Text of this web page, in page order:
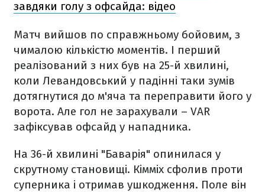
завдяки голу з офсайда: відео
Матч вийшов по справжньому бойовим, з
чималою кількістю моментів. І перший
реалізований з них був на 25-й хвилині,
коли Левандовський у падінні таки зумів
дотягнутися до м'яча та переправити його у
ворота. Але гол не зарахували – VAR
зафіксував офсайд у нападника.
На 36-й хвилині "Баварія" опинилася у
скрутному становищі. Кімміх сфолив проти
суперника і отримав ушкодження. Поле він